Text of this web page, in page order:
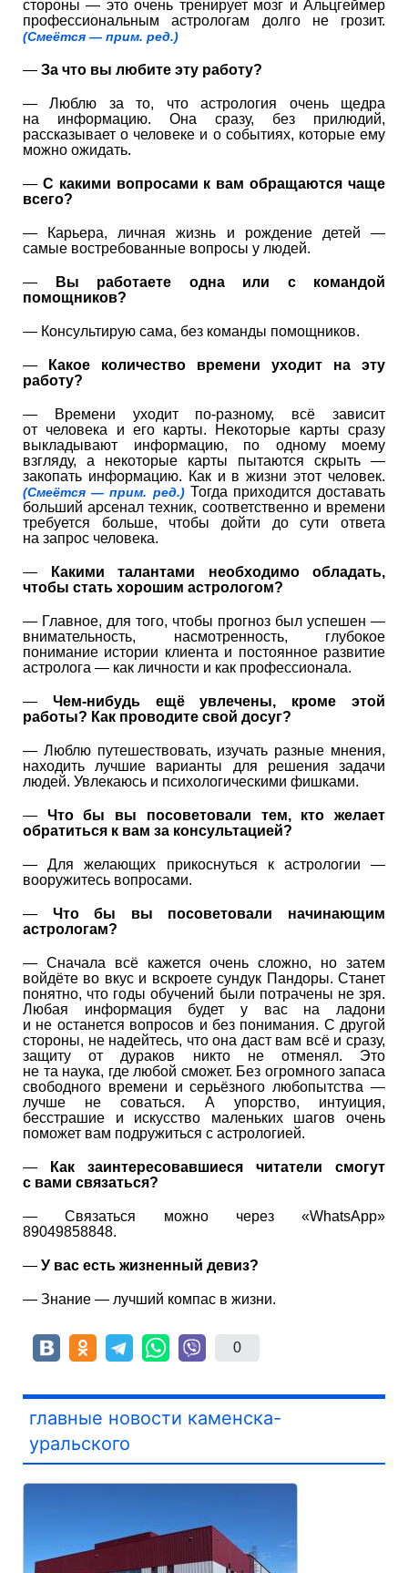
стороны — это очень тренирует мозг и Альцгеймер
профессиональным астрологам долго не грозит.
(Смеётся — прим. ред.)
— За что вы любите эту работу?
— Люблю за то, что астрология очень щедра
на информацию. Она сразу, без прилюдий,
рассказывает о человеке и о событиях, которые ему
можно ожидать.
— С какими вопросами к вам обращаются чаще
всего?
— Карьера, личная жизнь и рождение детей —
самые востребованные вопросы у людей.
—
Вы работаете одна или с командой
помощников?
— Консультирую сама, без команды помощников.
—
Какое количество времени уходит на эту
работу?
— Времени уходит по-разному, всё зависит
от человека и его карты. Некоторые карты сразу
выкладывают информацию, по одному моему
взгляду, а некоторые карты пытаются скрыть —
закопать информацию. Как и в жизни этот человек.
(Смеётся — прим. ред.) Тогда приходится доставать
больший арсенал техник, соответственно и времени
требуется больше, чтобы дойти до сути ответа
на запрос человека.
—
Какими талантами необходимо обладать,
чтобы стать хорошим астрологом?
— Главное, для того, чтобы прогноз был успешен —
внимательность, насмотренность, глубокое
понимание истории клиента и постоянное развитие
астролога — как личности и как профессионала.
— Чем-нибудь ещё увлечены, кроме этой
работы? Как проводите свой досуг?
— Люблю путешествовать, изучать разные мнения,
находить лучшие варианты для решения задачи
людей. Увлекаюсь и психологическими фишками.
— Что бы вы посоветовали тем, кто желает
обратиться к вам за консультацией?
— Для желающих прикоснуться к астрологии —
вооружитесь вопросами.
— Что бы вы посоветовали начинающим
астрологам?
— Сначала всё кажется очень сложно, но затем
войдёте во вкус и вскроете сундук Пандоры. Станет
понятно, что годы обучений были потрачены не зря.
Любая информация будет у вас на ладони
и не останется вопросов и без понимания. С другой
стороны, не надейтесь, что она даст вам всё и сразу,
защиту от дураков никто не отменял. Это
не та наука, где любой сможет. Без огромного запаса
свободного времени и серьёзного любопытства —
лучше не соваться. А упорство, интуиция,
бесстрашие и искусство маленьких шагов очень
поможет вам подружиться с астрологией.
—
Как заинтересовавшиеся читатели смогут
с вами связаться?
— Связаться можно через «WhatsApp»
89049858848.
— У вас есть жизненный девиз?
— Знание — лучший компас в жизни.
0
главные новости каменска-
уральского